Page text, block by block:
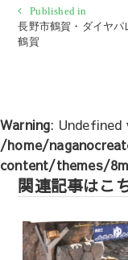
投
稿
ナ
シ
ョ
ン
Published in
長野市鶴賀・ダイヤパ
鶴賀
Warning: Undefined
/home/
content/themes/
関連記事はこ